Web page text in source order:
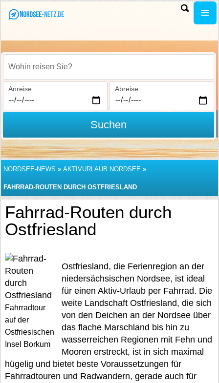
Wohin reisen Sie?
Anreise Abreise
Suchen
NORDSEE-NEWS » AKTIVURLAUB NORDSEE »
FAHRRAD-ROUTEN DURCH OSTFRIESLAND
Fahrrad-Routen durch
Ostfriesland
Fahrradtour
auf der
Ostfriesischen
Insel Borkum
Ostfriesland, die Ferienregion an der
niedersächsischen Nordsee, ist ideal
für einen Aktiv-Urlaub per Fahrrad. Die
weite Landschaft Ostfriesland, die sich
von den Deichen an der Nordsee über
das flache Marschland bis hin zu
wasserreichen Regionen mit Fehn und
Mooren erstreckt, ist in sich maximal
hügelig und bietet beste Voraussetzungen für
Fahrradtouren und Radwandern, gerade auch für